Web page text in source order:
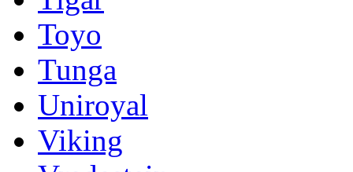
Toyo
Tunga
Uniroyal
Viking